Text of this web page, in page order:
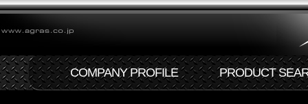
COMPANY PROFILE PRODUCT